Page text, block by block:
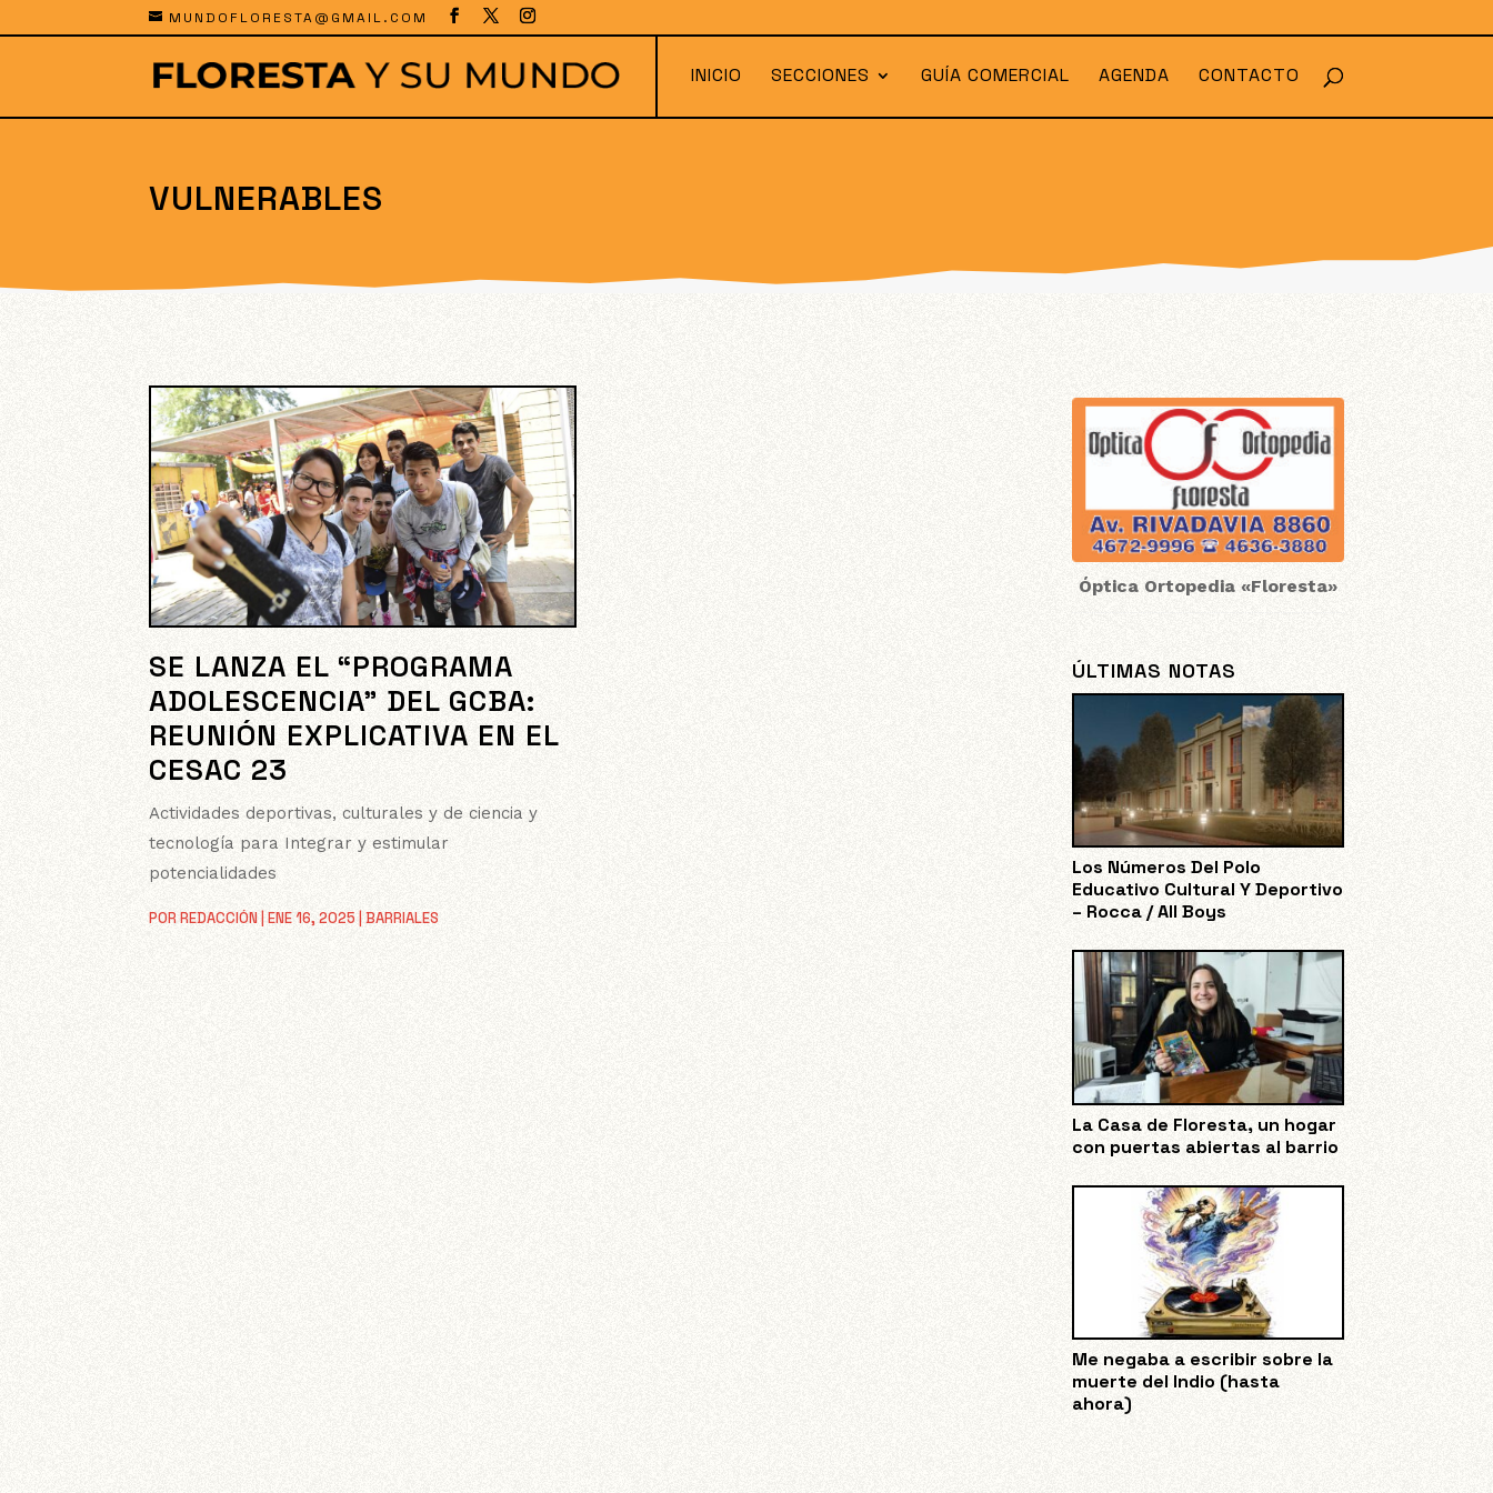
MUNDOFLORESTA@GMAIL.COM
INICIO SECCIONES GUÍA COMERCIAL AGENDA CONTACTO
VULNERABLES
SE LANZA EL “PROGRAMA
ADOLESCENCIA” DEL GCBA:
REUNIÓN EXPLICATIVA EN EL
CESAC 23
PORREDACCIÓN |ENE 16, 2025 |BARRIALES
Actividades deportivas, culturales y de ciencia y
tecnología para Integrar y estimular
potencialidades
Óptica Ortopedia «Floresta»
ÚLTIMAS NOTAS
Los Números Del Polo
Educativo Cultural Y Deportivo
– Rocca / All Boys
La Casa de Floresta, un hogar
con puertas abiertas al barrio
Me negaba a escribir sobre la
muerte del Indio (hasta
ahora)